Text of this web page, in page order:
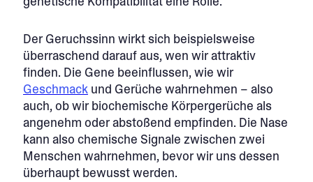
Der Geruchssinn wirkt sich beispielsweise
überraschend darauf aus, wen wir attraktiv
finden. Die Gene beeinflussen, wie wir
Geschmack und Gerüche wahrnehmen – also
auch, ob wir biochemische Körpergerüche als
angenehm oder abstoßend empfinden. Die Nase
kann also chemische Signale zwischen zwei
Menschen wahrnehmen, bevor wir uns dessen
überhaupt bewusst werden.